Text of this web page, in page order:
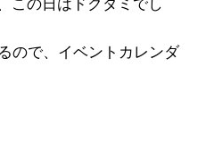
この日はドクダミでし
ので、イベントカレンダ